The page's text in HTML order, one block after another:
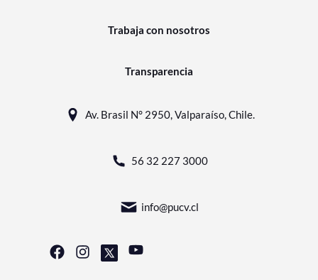
Trabaja con nosotros
Transparencia
Av. Brasil N° 2950, Valparaíso, Chile.
56 32 227 3000
info@pucv.cl